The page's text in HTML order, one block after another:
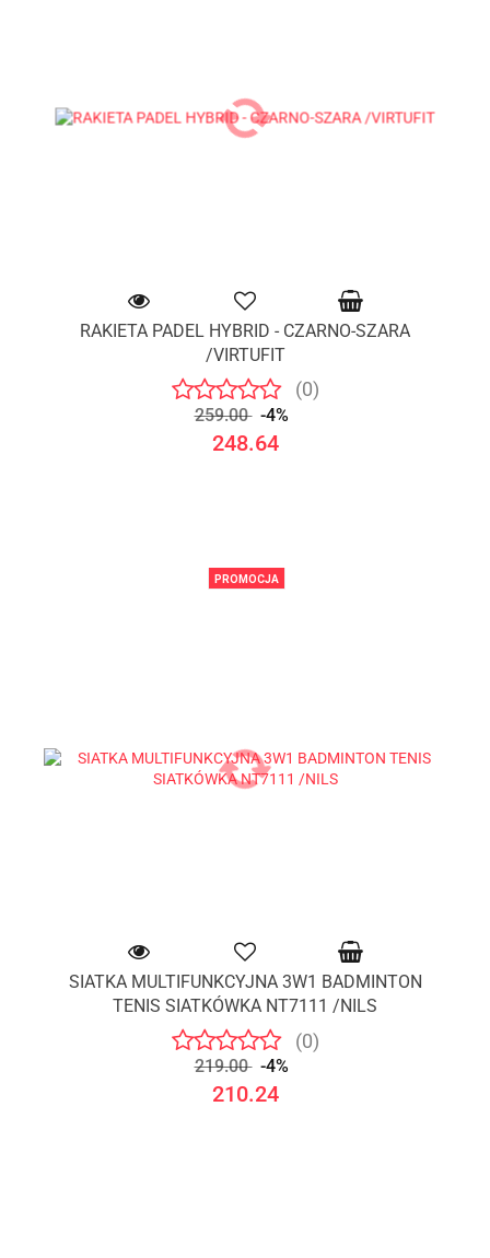
RAKIETA PADEL HYBRID - CZARNO-SZARA
/VIRTUFIT
(0)
259.00 -4%
248.64
PROMOCJA
SIATKA MULTIFUNKCYJNA 3W1 BADMINTON
TENIS SIATKÓWKA NT7111 /NILS
(0)
219.00 -4%
210.24